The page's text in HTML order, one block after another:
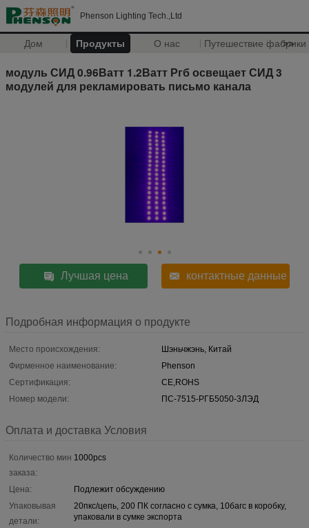
Phenson Lighting Tech.,Ltd
Дом Продукты О нас Путешествие фабрики
>>
модуль СИД 0.96Ватт 1.2Ватт Ргб освещает СИД 3
модулей для рекламировать письмо канала
Лучшая цена контактные данные
Подробная информация о продукте
Место происхождения:
Шэньчжэнь, Китай
Фирменное наименование:
Phenson
Сертификация:
CE,ROHS
Номер модели:
ПС-7515-РГБ5050-3ЛЭД
Оплата и доставка Условия
Количество мин
заказа:
1000pcs
Цена:
Подлежит обсуждению
Упаковывая
детали:
20пкс/цепь, 200 ПК согласно с сумка, 10багс в коробку,
упаковали в сумке экспорта